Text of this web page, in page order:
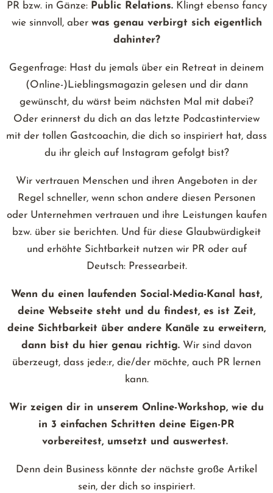
PR bzw. in Gänze: Public Relations.Klingt ebenso fancy
wie sinnvoll, aber was genau verbirgt sich eigentlich
dahinter?
Gegenfrage: Hast du jemals über ein Retreat in deinem
(Online-)Lieblingsmagazin gelesen und dir dann
gewünscht, du wärst beim nächsten Mal mit dabei?
Oder erinnerst du dich an das letzte Podcastinterview
mit der tollen Gastcoachin, die dich so inspiriert hat, dass
du ihr gleich auf Instagram gefolgt bist?
Wir vertrauen Menschen und ihren Angeboten in der
Regel schneller, wenn schon andere diesen Personen
oder Unternehmen vertrauen und ihre Leistungen kaufen
bzw. über sie berichten. Und für diese Glaubwürdigkeit
und erhöhte Sichtbarkeit nutzen wir PR oder auf
Deutsch: Pressearbeit.
Wenn du einen laufenden Social-Media-Kanal hast,
deine Webseite steht und du findest, es ist Zeit,
deine Sichtbarkeit über andere Kanäle zu erweitern,
dann bist du hier genau richtig. Wir sind davon
überzeugt, dass jede:r, die/der möchte, auch PR lernen
kann.
Wir zeigen dir in unserem Online-Workshop, wie du
in 3 einfachen Schritten deine Eigen-PR
vorbereitest, umsetzt und auswertest.
Denn dein Business könnte der nächste große Artikel
sein, der dich so inspiriert.